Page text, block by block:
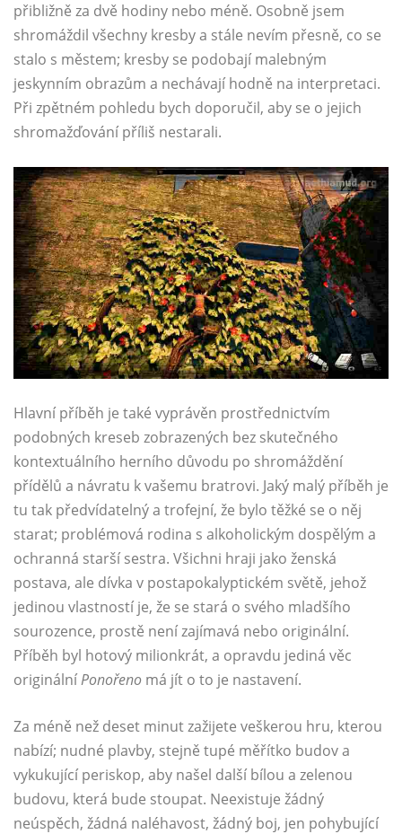
přibližně za dvě hodiny nebo méně. Osobně jsem
shromáždil všechny kresby a stále nevím přesně, co se
stalo s městem; kresby se podobají malebným
jeskynním obrazům a nechávají hodně na interpretaci.
Při zpětném pohledu bych doporučil, aby se o jejich
shromažďování příliš nestarali.
Hlavní příběh je také vyprávěn prostřednictvím
podobných kreseb zobrazených bez skutečného
kontextuálního herního důvodu po shromáždění
přídělů a návratu k vašemu bratrovi. Jaký malý příběh je
tu tak předvídatelný a trofejní, že bylo těžké se o něj
starat; problémová rodina s alkoholickým dospělým a
ochranná starší sestra. Všichni hraji jako ženská
postava, ale dívka v postapokalyptickém světě, jehož
jedinou vlastností je, že se stará o svého mladšího
sourozence, prostě není zajímavá nebo originální.
Příběh byl hotový milionkrát, a opravdu jediná věc
originálníPonořeno má jít o to je nastavení.
Za méně než deset minut zažijete veškerou hru, kterou
nabízí; nudné plavby, stejně tupé měřítko budov a
vykukující periskop, aby našel další bílou a zelenou
budovu, která bude stoupat. Neexistuje žádný
neúspěch, žádná naléhavost, žádný boj, jen pohybující